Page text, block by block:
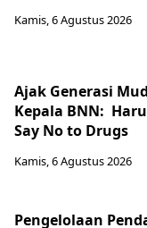
Kamis, 6 Agustus 2026
Ajak Generasi
Kepala BNN:
Say No to Drugs
Kamis, 6 Agustus 2026
Pengelolaan